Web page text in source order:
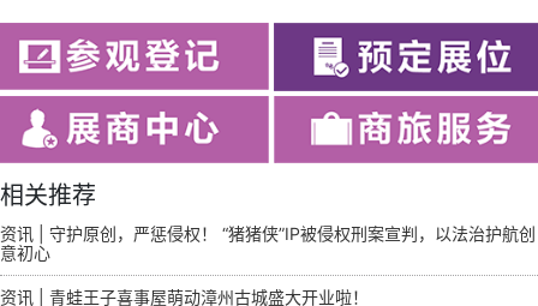
相关推荐
资讯 | 守护原创，严惩侵权！ “猪猪侠”IP被侵权刑案宣判，以法治护航创
意初心
资讯 | 青蛙王子喜事屋萌动漳州古城盛大开业啦！